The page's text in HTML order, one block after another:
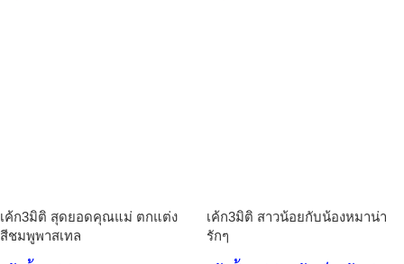
เค้ก3มิติ สุดยอดคุณแม่ ตกแต่ง
สีชมพูพาสเทล
เค้ก3มิติ สาวน้อยกับน้องหมาน่า
รักๆ